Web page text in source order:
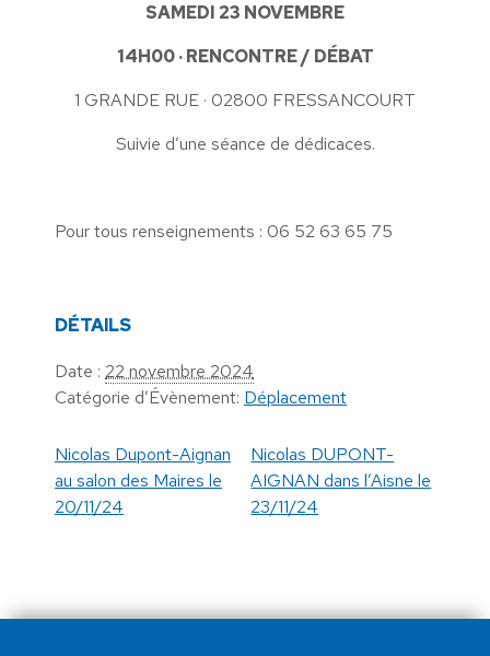
SAMEDI 23 NOVEMBRE
14H00 · RENCONTRE / DÉBAT
1 GRANDE RUE · 02800 FRESSANCOURT
Suivie d’une séance de dédicaces.
Pour tous renseignements : ‭06 52 63 65 75‬
DÉTAILS
Date : 22 novembre 2024
Catégorie d’Évènement: Déplacement
Nicolas Dupont-Aignan
au salon des Maires le
20/11/24
Nicolas DUPONT-
AIGNAN dans l’Aisne le
23/11/24